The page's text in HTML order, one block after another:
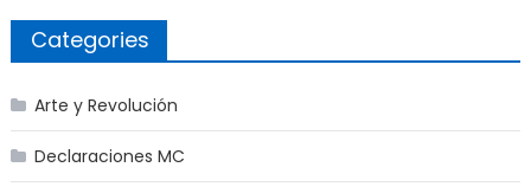
Categories
Arte y Revolución
Declaraciones MC